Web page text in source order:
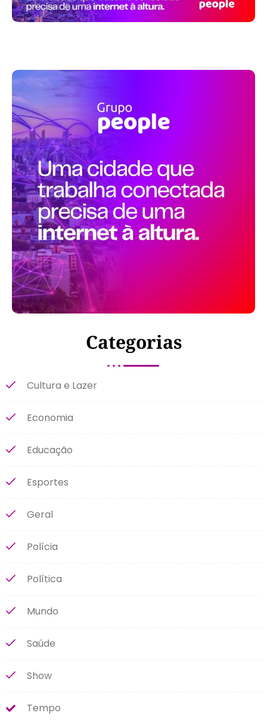
Categorias
Cultura e Lazer
Economia
Educação
Esportes
Geral
Polícia
Política
Mundo
Saúde
Show
Tempo